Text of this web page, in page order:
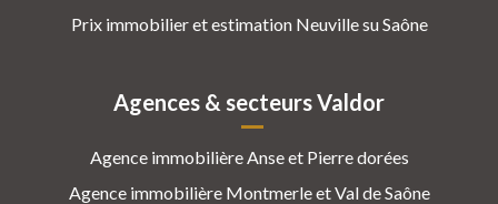
Prix immobilier et estimation Neuville su Saône
Agences & secteurs Valdor
Agence immobilière Anse et Pierre dorées
Agence immobilière Montmerle et Val de Saône